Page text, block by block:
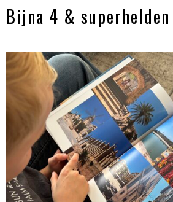
Bijna 4 &